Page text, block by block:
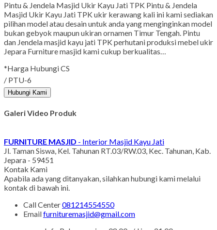
Pintu & Jendela Masjid Ukir Kayu Jati TPK Pintu & Jendela
Masjid Ukir Kayu Jati TPK ukir kerawang kali ini kami sediakan
pilihan model atau desain untuk anda yang menginginkan model
bukan gebyok maupun ukiran ornamen Timur Tengah. Pintu
dan Jendela masjid kayu jati TPK perhutani produksi mebel ukir
Jepara Furniture masjid kami cukup berkualitas…
*Harga Hubungi CS
/ PTU-6
Hubungi Kami
Galeri Video Produk
FURNITURE MASJID - Interior Masjid Kayu Jati
Jl. Taman Siswa, Kel. Tahunan RT.03/RW.03, Kec. Tahunan, Kab.
Jepara - 59451
Kontak Kami
Apabila ada yang ditanyakan, silahkan hubungi kami melalui
kontak di bawah ini.
Call Center081214554550
Emailfurnituremasjid@gmail.com